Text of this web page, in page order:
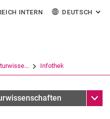
Springe direkt zu: Inhalt
Springe direkt zu: Suche
Springe direkt zu:
externen Link in einem
INTERN DEUTSCH :
Infothek